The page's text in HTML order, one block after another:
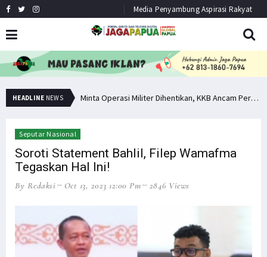
Media Penyambung Aspirasi Rakyat
HEADLINE NEWS Hindari Bias Definisi, Filep: Perlu Definisi Khusus Afiliasi KKB Minta Operasi Militer Dihentikan, KKB Ancam Perang Serentak
Seputar Nasional
Soroti Statement Bahlil, Filep Wamafma
Tegaskan Hal Ini!
By Redaksi Oct 13, 2023 12:00 Pm 2846 Views